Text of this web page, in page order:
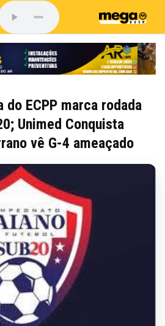
ECPP marca rodada
Unimed Conquista
vê G-4 ameaçado